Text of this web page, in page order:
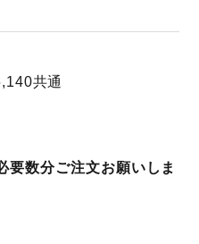
共通
要数分ご注文お願いしま